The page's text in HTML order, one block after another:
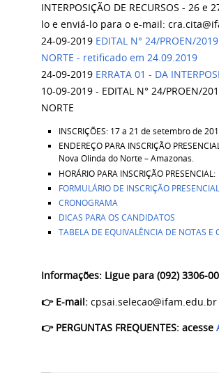
INTERPOSIÇÃO DE RECURSOS - 26
lo e enviá-lo para o e-mail:
24-09-2019 EDITAL N° 24/PROEN/
NORTE - retificado em 24.09.2019
24-09-2019 ERRATA 01 - DA
10-09-2019 - EDITAL N° 24/PROEN/
NORTE
INSCRIÇÕES: 17 a 21 de setembro de
ENDEREÇO PARA INSCRIÇÃO
Nova Olinda do Norte – Amazonas.
HORÁRIO PARA INSCRIÇÃO
FORMULÁRIO DE INSCRIÇÃO PRESENCIAL
CRONOGRAMA
DICAS PARA OS CANDIDATOS
TABELA DE EQUIVALÊNCIA DE NOTAS E
Informações: Ligue para (092) 3306-
👉 E-mail:cpsai.selecao@ifam.edu.br
👉 PERGUNTAS FREQUENTES: acesse